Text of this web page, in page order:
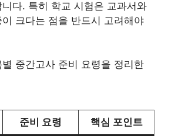
다. 특히 학교 시험은 교과서와
크다는 점을 반드시 고려해야
중간고사 준비 요령을 정리한
준비 요령 핵심 포인트